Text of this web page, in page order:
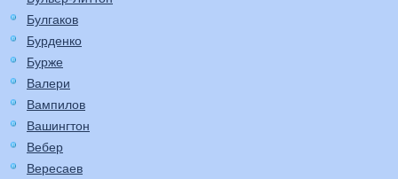
Булгаков
Бурденко
Бурже
Валери
Вампилов
Вашингтон
Вебер
Вересаев